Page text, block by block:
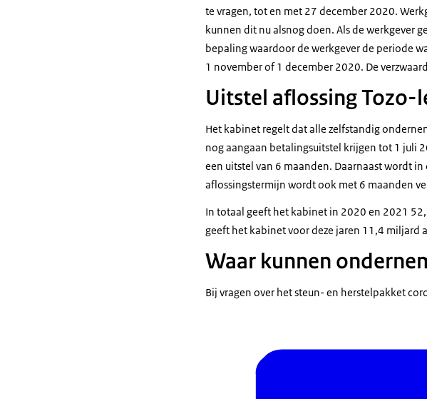
te vragen, tot en met 27 december 2020.
kunnen dit nu alsnog doen. Als de werkgever
bepaling waardoor de werkgever de periode
1 november of 1 december 2020. De
Uitstel aflossing Tozo-
Het kabinet regelt dat alle zelfstandig
nog aangaan betalingsuitstel krijgen tot 1 juli
een uitstel van 6 maanden. Daarnaast wordt
aflossingstermijn wordt ook met 6 maanden
In totaal geeft het kabinet in 2020 en 2021
geeft het kabinet voor deze jaren 11,4 miljard
Waar kunnen
Bij vragen over het steun- en herstelpakket